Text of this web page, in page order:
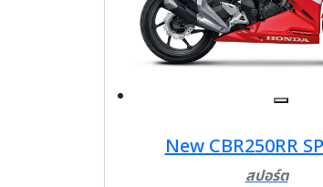
New CBR250RR
สปอร์ต